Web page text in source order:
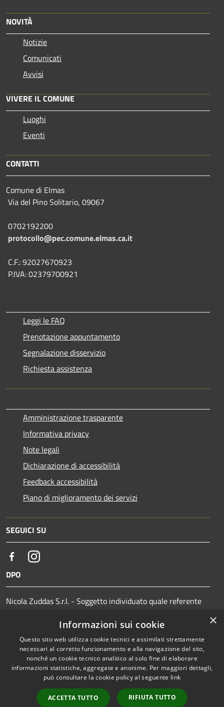
NOVITÀ
Notizie
Comunicati
Avvisi
VIVERE IL COMUNE
Luoghi
Eventi
CONTATTI
Comune di Elmas
Via del Pino Solitario, 09067
0702192200
protocollo@pec.comune.elmas.ca.it
C.F.: 92027670923
P.IVA: 02379700921
Leggi le FAQ
Prenotazione appuntamento
Segnalazione disservizio
Richiesta assistenza
Amministrazione trasparente
Informativa privacy
Note legali
Dichiarazione di accessibilità
Feedback accessibilità
Piano di miglioramento dei servizi
SEGUICI SU
FacebookInstagram
DPO
Nicola Zuddas S.r.l. - Soggetto individuato quale referente
privacy@comune.it - PEC: privacy@pec.comune.it
RSS
Accessibilità
Copyright © 2026 • Comune di
Municipium•
Accesso
×
Informazioni sui cookie
Questo sito web utilizza cookie tecnici e assimilati strettamente
necessari al corretto funzionamento e alla navigazione del sito,
nonché un cookie tecnico analitico al solo fine di elaborare
informazioni statistiche, aggregate e anonime. Per maggiori dettagli,
può consultare la cookie policy al seguente link
ACCETTA TUTTO RIFIUTA TUTTO